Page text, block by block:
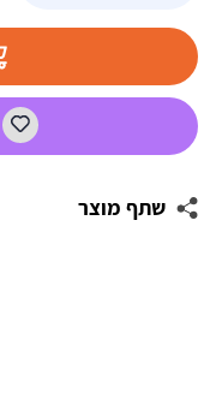
עמוקה
שתף מוצר